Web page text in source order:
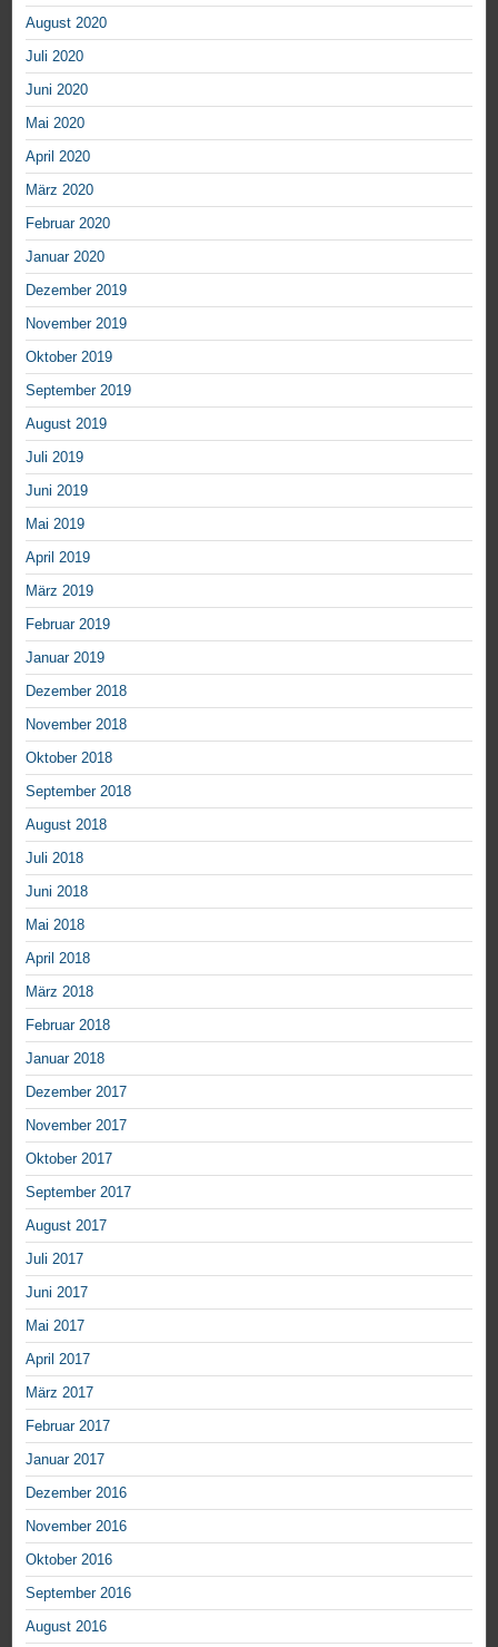
August 2020
Juli 2020
Juni 2020
Mai 2020
April 2020
März 2020
Februar 2020
Januar 2020
Dezember 2019
November 2019
Oktober 2019
September 2019
August 2019
Juli 2019
Juni 2019
Mai 2019
April 2019
März 2019
Februar 2019
Januar 2019
Dezember 2018
November 2018
Oktober 2018
September 2018
August 2018
Juli 2018
Juni 2018
Mai 2018
April 2018
März 2018
Februar 2018
Januar 2018
Dezember 2017
November 2017
Oktober 2017
September 2017
August 2017
Juli 2017
Juni 2017
Mai 2017
April 2017
März 2017
Februar 2017
Januar 2017
Dezember 2016
November 2016
Oktober 2016
September 2016
August 2016